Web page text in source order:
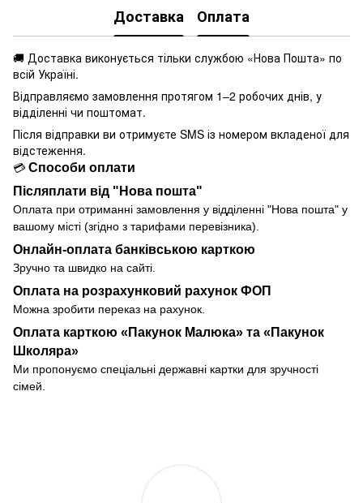
Доставка Оплата
🚚 Доставка виконується тільки службою «Нова Пошта» по
всій Україні.
Відправляємо замовлення протягом 1–2 робочих днів, у
відділенні чи поштомат.
Після відправки ви отримуєте SMS із номером вкладеної для
відстеження.
💳 Способи оплати
Післяплати від "Нова пошта"
Оплата при отриманні замовлення у відділенні "Нова пошта" у
вашому місті (згідно з тарифами перевізника).
Онлайн-оплата банківською карткою
Зручно та швидко на сайті.
Оплата на розрахунковий рахунок ФОП
Можна зробити переказ на рахунок.
Оплата карткою «Пакунок Малюка» та «Пакунок
Школяра»
Ми пропонуємо спеціальні державні картки для зручності
сімей.